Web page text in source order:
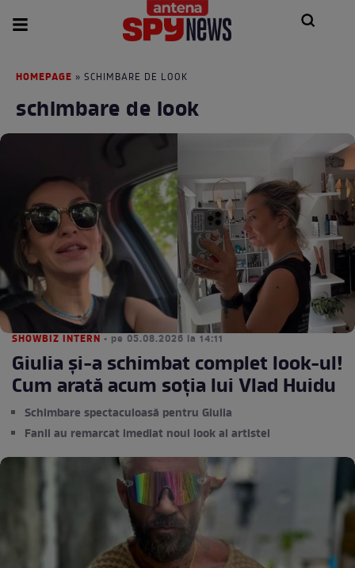
HOMEPAGE » SCHIMBARE DE LOOK
schimbare de look
SHOWBIZ INTERN • pe 05.08.2026 la 14:11
Giulia și-a schimbat complet look-ul!
Cum arată acum soția lui Vlad Huidu
Schimbare spectaculoasă pentru Giulia
Fanii au remarcat imediat noul look al artistei